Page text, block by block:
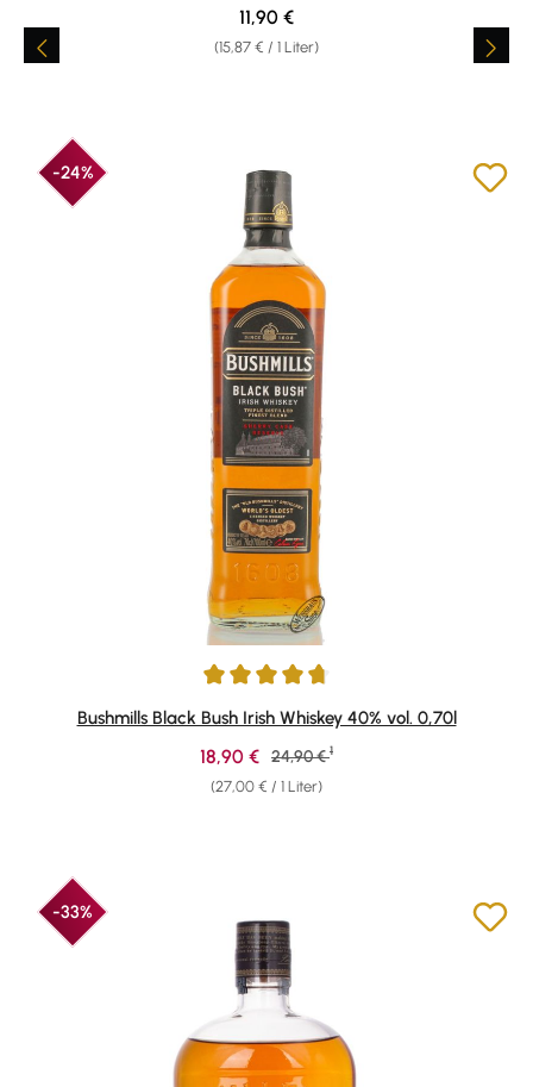
(15,87 € / 1 Liter)
Regulärer Preis:
11,90 €
-24%
Durchschnittliche Bewertung von 4.84 von 5 Sternen
Bushmills Black Bush Irish Whiskey 40% vol. 0,70l
(27,00 € / 1 Liter)
Verkaufspreis:
18,90 € Regulärer Preis:
24,90 € 1
-33%